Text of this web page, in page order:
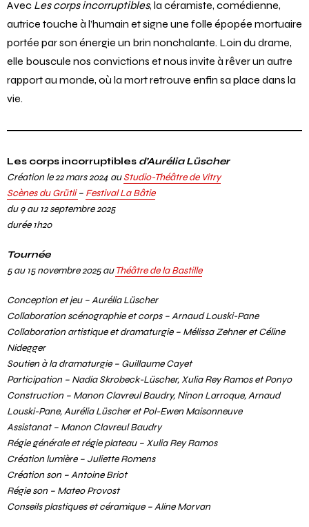
Avec Les corps incorruptibles, la céramiste, comédienne,
autrice touche à l’humain et signe une folle épopée mortuaire
portée par son énergie un brin nonchalante. Loin du drame,
elle bouscule nos convictions et nous invite à rêver un autre
rapport au monde, où la mort retrouve enfin sa place dans la
vie.
Les corps incorruptibles d’Aurélia Lüscher
Création le 22 mars 2024 auStudio-Théâtre de Vitry
Scènes du Grütli– Festival La Bâtie
du 9 au 12 septembre 2025
durée 1h20
Tournée
5 au 15 novembre 2025 auThéâtre de la Bastille
Conception et jeu – Aurélia Lüscher
Collaboration scénographie et corps – Arnaud Louski-Pane
Collaboration artistique et dramaturgie – Mélissa Zehner et Céline
Nidegger
Soutien à la dramaturgie – Guillaume Cayet
Participation – Nadia Skrobeck-Lüscher, Xulia Rey Ramos et Ponyo
Construction – Manon Clavreul Baudry, Ninon Larroque, Arnaud
Louski-Pane, Aurélia Lüscher et Pol-Ewen Maisonneuve
Assistanat – Manon Clavreul Baudry
Régie générale et régie plateau – Xulia Rey Ramos
Création lumière – Juliette Romens
Création son – Antoine Briot
Régie son – Mateo Provost
Conseils plastiques et céramique – Aline Morvan